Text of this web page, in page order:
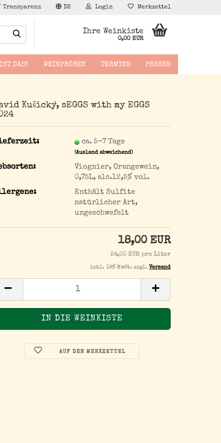
DE Login Merkzettel
Ihre Weinkiste
0,00 EUR
DAS? WEINPROBEN TERMINE PRESSE
Kušický, sEGGS with my EGGS
ca. 5-7 Tage
(Ausland abweichend)
Viognier, Orangewein,
0,75L, alc.12,5% vol.
Enthält Sulfite
natürlicher Art,
ungeschwefelt
18,00 EUR
24,00 EUR pro Liter
inkl. 19% MwSt. zzgl. Versand
AUF DEN MERKZETTEL